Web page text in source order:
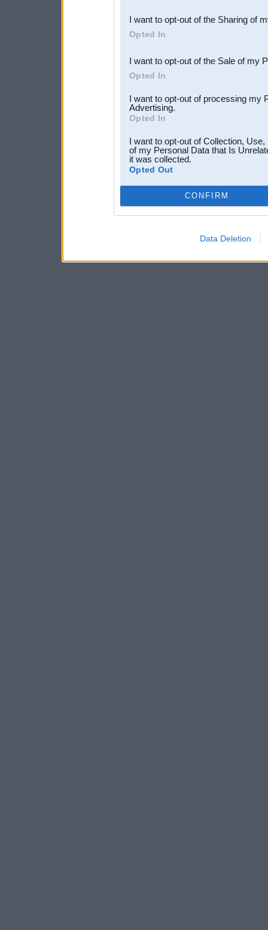
Downstream Participants
third parties.
I want to opt-out of the Sharing of
Opted In
I want to opt-out of the Sale of my
Opted In
I want to opt-out of processing my
Advertising.
Opted In
I want to opt-out of Collection,
of my Personal Data that Is
it was collected.
Opted Out
CONFIRM
Data Deletion